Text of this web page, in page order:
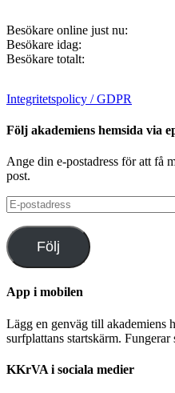
Besökare online just nu:
Besökare idag:
Besökare totalt:
Integritetspolicy / GDPR
Följ akademiens hemsida via
Ange din e-postadress för att få
post.
E-
postadress
Följ
App i mobilen
Lägg en genväg till akademiens
surfplattans startskärm. Fungerar
KKrVA i sociala medier